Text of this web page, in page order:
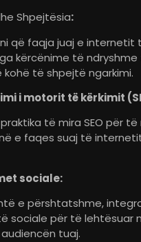
Shpejtësia:
që faqja juaj e internetit
kërcënime të ndryshme
kohë të shpejtë ngarkimi.
i motorit të kërkimit
të mira SEO për të
e faqes suaj të
sociale:
e përshtatshme,
sociale për të lehtësuar
tuaj.